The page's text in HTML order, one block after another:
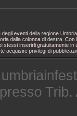
eventi della regione
dalla colonna di destra.
stessi inserirli gratuitamente
acquisire privilegi di